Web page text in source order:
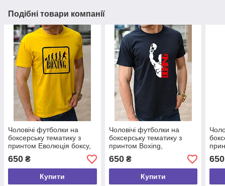
Подібні товари компанії
Чоловічі футболки на
боксерську тематику з
принтом Еволюція боксу,
бавовняна футболка з
боксерами розмір S
650 ₴
Купити
Чоловічі футболки на
боксерську тематику з
принтом Boxing,
бавовняна футболка
розмір S
650₴
Купити
650